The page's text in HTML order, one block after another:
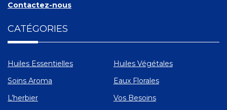
Contactez-nous
CATÉGORIES
Huiles Essentielles
Huiles Végétales
Soins Aroma
Eaux Florales
L’herbier
Vos Besoins